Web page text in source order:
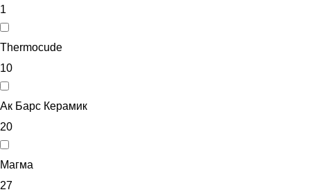
1
Thermocude
10
Ак Барс Керамик
20
Магма
27